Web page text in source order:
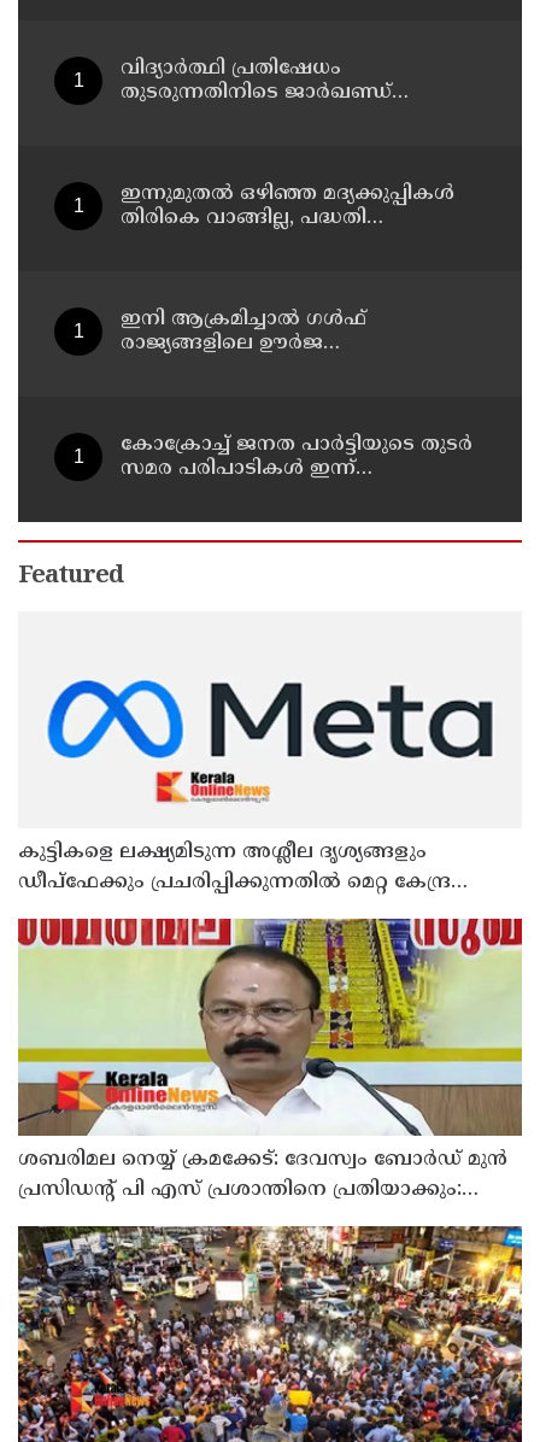
വിദ്യാര്‍ത്ഥി പ്രതിഷേധം
തുടരുന്നതിനിടെ ജാര്‍ഖണ്ഡ്
ഇന്നുമുതല്‍ ഒഴിഞ്ഞ മദ്യക്കുപ്പികള്‍
തിരികെ വാങ്ങില്ല, പദ്ധതി
ഇനി ആക്രമിച്ചാല്‍ ഗള്‍ഫ്
രാജ്യങ്ങളിലെ ഊര്‍ജ
കോക്രോച്ച് ജനത പാര്‍ട്ടിയുടെ തുടര്‍
സമര പരിപാടികള്‍ ഇന്ന്
Featured
കുട്ടികളെ ലക്ഷ്യമിടുന്ന അശ്ലീല ദൃശ്യങ്ങളും
ഡീപ്ഫേക്കും പ്രചരിപ്പിക്കുന്നതില്‍ മെറ്റ കേന്ദ്രത്തോട്
ശബരിമല നെയ്യ് ക്രമക്കേട്: ദേവസ്വം ബോര്‍ഡ് മുന്‍
പ്രസിഡന്റ് പി എസ് പ്രശാന്തിനെ പ്രതിയാക്കും: